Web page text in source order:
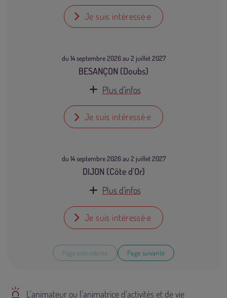
Je suis intéressé·e
du 14 septembre 2026 au 2 juillet 2027
BESANÇON (Doubs)
Plus d'infos
Je suis intéressé·e
du 14 septembre 2026 au 2 juillet 2027
DIJON (Côte d'Or)
Plus d'infos
Je suis intéressé·e
Page précédente Page suivante
L’animateur ou l’animatrice d’activités et de vie